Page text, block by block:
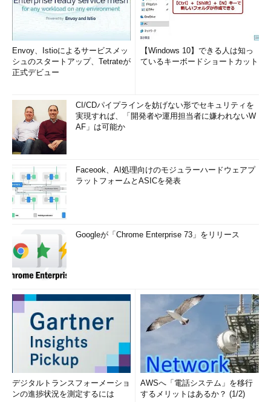
Envoy、Istioによるサービスメッ
シュのスタートアップ、Tetrateが
正式デビュー
【Windows 10】できる人は知っ
ているキーボードショートカット
CI/CDパイプラインを妨げない形でセキュリティを
実現すれば、「開発者や運用担当者に嫌われないW
AF」は可能か
Faceook、AI処理向けのモジュラーハードウェアプ
ラットフォームとASICを発表
Googleが「Chrome Enterprise 73」をリリース
デジタルトランスフォーメーショ
ンの進捗状況を測定するには
AWSへ「電話システム」を移行
するメリットはあるか？ (1/2)